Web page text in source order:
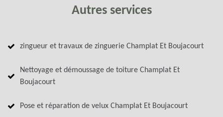
Autres services
zingueur et travaux de zinguerie Champlat Et Boujacourt
Nettoyage et démoussage de toiture Champlat Et
Boujacourt
Pose et réparation de velux Champlat Et Boujacourt